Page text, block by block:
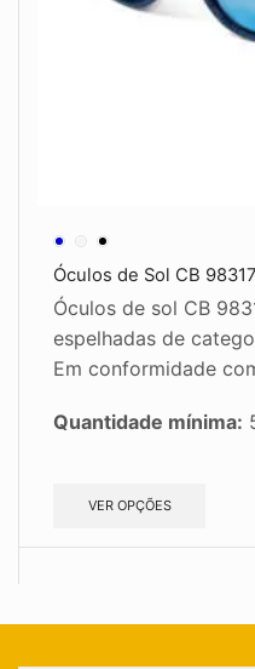
Óculos de Sol CB 98317
Óculos de sol CB
espelhadas de
Em conformidade
Quantidade mínima:
VER OPÇÕES